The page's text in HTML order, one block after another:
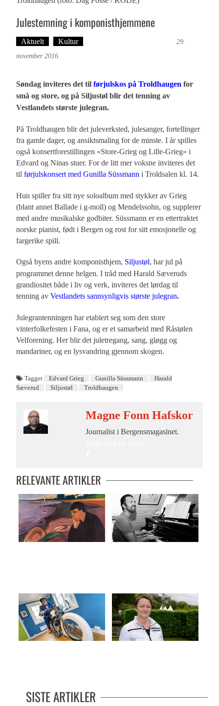
Julestemning i komponisthjemmene
Aktuelt Kultur
29.
november 2016
Søndag inviteres det tilførjulskos på Troldhaugen for
små og store, og på Siljustøl blir det tenning av
Vestlandets største julegran.
På Troldhaugen blir det juleverksted, julesanger, fortellinger
fra gamle dager, og ansiktsmaling for de minste. I år spilles
også konsertforestillingen «Store-Grieg og Lille-Grieg» i
Edvard og Ninas stuer. For de litt mer voksne inviteres det
tilførjulskonsert med Gunilla Süssmann i Troldsalen kl. 14.
Hun spiller fra sitt nye soloalbum med stykker av Grieg
(blant annet Ballade i g-moll) og Mendelssohn, og supplerer
med andre musikalske godbiter. Süssmann er en ettertraktet
norske pianist, født i Bergen og rost for sitt emosjonelle og
fargerike spill.
Også byens andre komponisthjem, Siljustøl, har jul på
programmet denne helgen. I tråd med Harald Sæveruds
grandiositet både i liv og verk, inviteres det lørdag til
tenning avVestlandets sannsynligvis største julegran.
Julegrantenningen har etablert seg som den store
vinterfolkefesten i Fana, og er et samarbeid med Råstølen
Velforening. Her blir det juletregang, sang, gløgg og
mandariner, og en lysvandring gjennom skogen.
Tagget Edvard Grieg Gunilla Süssmann
Harald
Sæverud
Siljustøl Troldhaugen
Magne Fonn Hafskor
Journalist i Bergensmagasinet.
RELEVANTE ARTIKLER
SISTE ARTIKLER